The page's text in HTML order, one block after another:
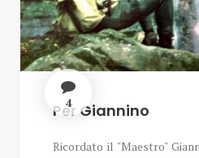
4
Per Giannino
Ricordato il "Maestro"